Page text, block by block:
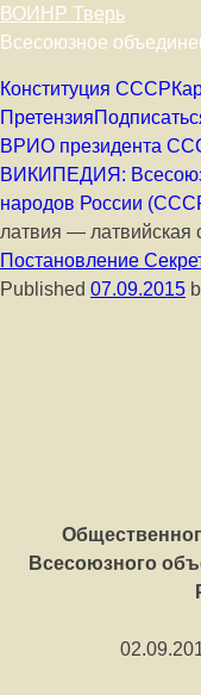
ВОИНР Тверь
Всесоюзное
Skip to content
Конституция СССР
Претензия
ВРИО президента
ВИКИПЕДИЯ:
народов России
латвия — латвийская
Постановление
Published 07.09.2015
Всесоюзного